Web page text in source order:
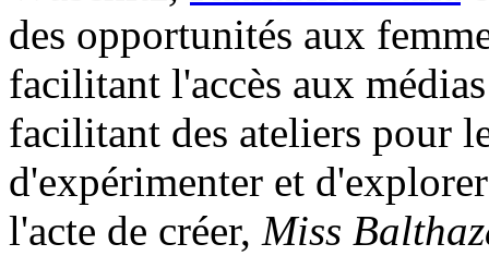
des opportunités aux
facilitant l'accès aux
facilitant des ateliers pour
d'expérimenter et
l'acte de créer, Miss